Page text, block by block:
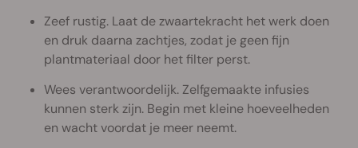
Zeef rustig. Laat de zwaartekracht het werk doen
en druk daarna zachtjes, zodat je geen fijn
plantmateriaal door het filter perst.
Wees verantwoordelijk. Zelfgemaakte infusies
kunnen sterk zijn. Begin met kleine hoeveelheden
en wacht voordat je meer neemt.